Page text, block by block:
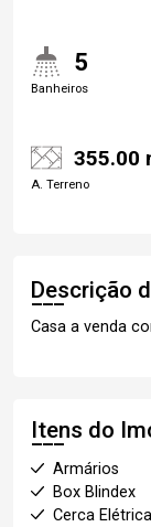
5
Banheiros
355.00
A. Terreno
Descrição
Casa a venda
Itens do
Armários
Box Blindex
Cerca Elétrica